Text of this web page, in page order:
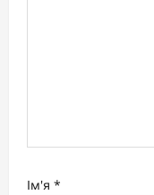
Ім'я *